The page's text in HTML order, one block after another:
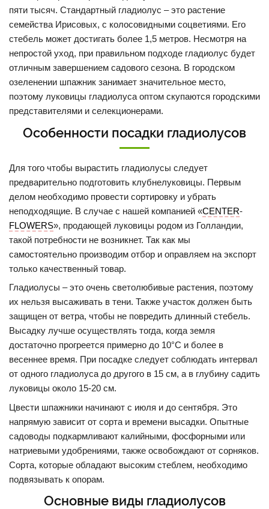
пяти тысяч. Стандартный гладиолус – это растение
семейства Ирисовых, с колосовидными соцветиями. Его
стебель может достигать более 1,5 метров. Несмотря на
непростой уход, при правильном подходе гладиолус будет
отличным завершением садового сезона. В городском
озеленении шпажник занимает значительное место,
поэтому луковицы гладиолуса оптом скупаются городскими
представителями и селекционерами.
Особенности посадки гладиолусов
Для того чтобы вырастить гладиолусы следует
предварительно подготовить клубнелуковицы. Первым
делом необходимо провести сортировку и убрать
неподходящие. В случае с нашей компанией «CENTER-
FLOWERS», продающей луковицы родом из Голландии,
такой потребности не возникнет. Так как мы
самостоятельно производим отбор и оправляем на экспорт
только качественный товар.
Гладиолусы – это очень светолюбивые растения, поэтому
их нельзя высаживать в тени. Также участок должен быть
защищен от ветра, чтобы не повредить длинный стебель.
Высадку лучше осуществлять тогда, когда земля
достаточно прогреется примерно до 10°С и более в
весеннее время. При посадке следует соблюдать интервал
от одного гладиолуса до другого в 15 см, а в глубину садить
луковицы около 15-20 см.
Цвести шпажники начинают с июля и до сентября. Это
напрямую зависит от сорта и времени высадки. Опытные
садоводы подкармливают калийными, фосфорными или
натриевыми удобрениями, также освобождают от сорняков.
Сорта, которые обладают высоким стеблем, необходимо
подвязывать к опорам.
Основные виды гладиолусов